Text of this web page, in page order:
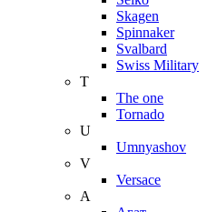
Skagen
Spinnaker
Svalbard
Swiss Military
T
The one
Tornado
U
Umnyashov
V
Versace
А